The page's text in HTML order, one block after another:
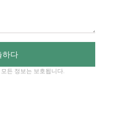
하다
든 정보는 보호됩니다.